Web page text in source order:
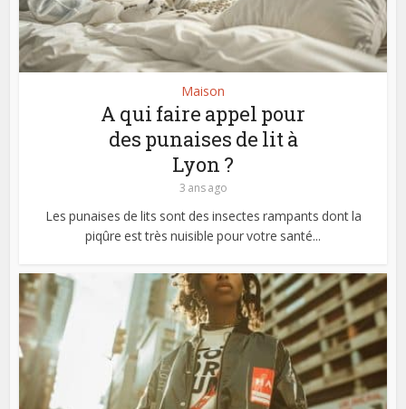
Maison
A qui faire appel pour
des punaises de lit à
Lyon ?
3 ans ago
Les punaises de lits sont des insectes rampants dont la
piqûre est très nuisible pour votre santé...